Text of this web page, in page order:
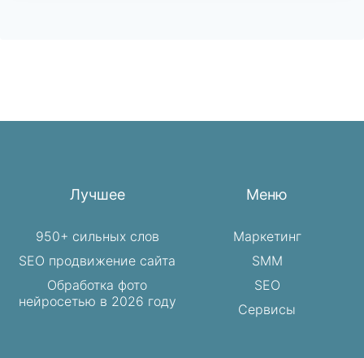
Лучшее
950+ сильных слов
SEO продвижение сайта
Обработка фото
нейросетью в 2026 году
Меню
Маркетинг
SMM
SEO
Сервисы